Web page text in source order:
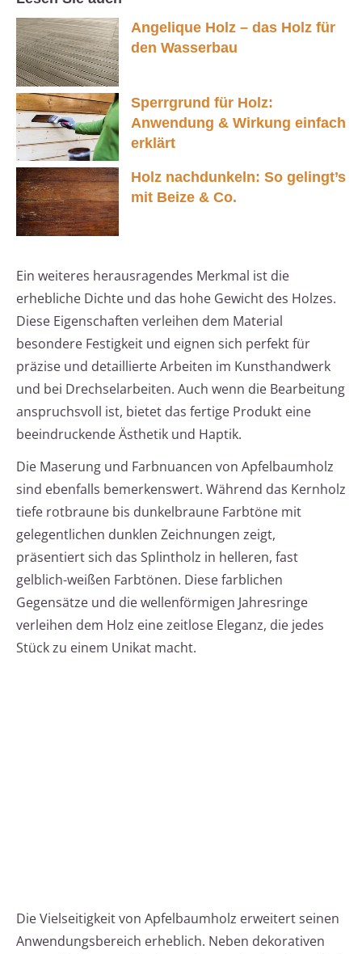
Angelique Holz – das Holz für
den Wasserbau
Sperrgrund für Holz:
Anwendung & Wirkung einfach
erklärt
Holz nachdunkeln: So gelingt’s
mit Beize & Co.
Ein weiteres herausragendes Merkmal ist die
erhebliche Dichte und das hohe Gewicht des Holzes.
Diese Eigenschaften verleihen dem Material
besondere Festigkeit und eignen sich perfekt für
präzise und detaillierte Arbeiten im Kunsthandwerk
und bei Drechselarbeiten. Auch wenn die Bearbeitung
anspruchsvoll ist, bietet das fertige Produkt eine
beeindruckende Ästhetik und Haptik.
Die Maserung und Farbnuancen von Apfelbaumholz
sind ebenfalls bemerkenswert. Während das Kernholz
tiefe rotbraune bis dunkelbraune Farbtöne mit
gelegentlichen dunklen Zeichnungen zeigt,
präsentiert sich das Splintholz in helleren, fast
gelblich-weißen Farbtönen. Diese farblichen
Gegensätze und die wellenförmigen Jahresringe
verleihen dem Holz eine zeitlose Eleganz, die jedes
Stück zu einem Unikat macht.
Die Vielseitigkeit von Apfelbaumholz erweitert seinen
Anwendungsbereich erheblich. Neben dekorativen